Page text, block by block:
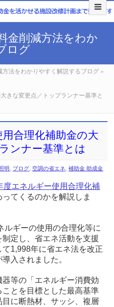
金削減方法をわか
ログ
法をわかりやすく解説するブログ »
きな変更点／トップランナー基準と
合理化補助金の大
ンナー基準とは
明 ブログ 空調の省エネ ,補助金 助成金
度エネルギー使用合理化補
てくるのかを解説しま
ルギーの使用の合理化等に
定し、省エネ活動を支援
1,998年に省エネ法を改正
入されました。
器等の「エネルギー消費効
とを目標とした最高基準
に断熱材、サッシ、複層